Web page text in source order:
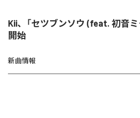
Kii、「セツブンソウ (feat. 初音
開始
新曲情報